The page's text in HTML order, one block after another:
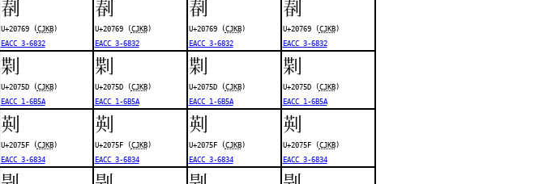
𠝩
U+20769 (CJKB)
EACC 3-6832
𠝩
U+20769 (CJKB)
EACC 3-6832
𠝩
U+20769 (CJKB)
EACC 3-6832
𠝩
U+20769 (CJKB)
EACC 3-6832
𠝝
U+2075D (CJKB)
EACC 1-6B5A
𠝝
U+2075D (CJKB)
EACC 1-6B5A
𠝝
U+2075D (CJKB)
EACC 1-6B5A
𠝝
U+2075D (CJKB)
EACC 1-6B5A
𠝟
U+2075F (CJKB)
EACC 3-6834
𠝟
U+2075F (CJKB)
EACC 3-6834
𠝟
U+2075F (CJKB)
EACC 3-6834
𠝟
U+2075F (CJKB)
EACC 3-6834